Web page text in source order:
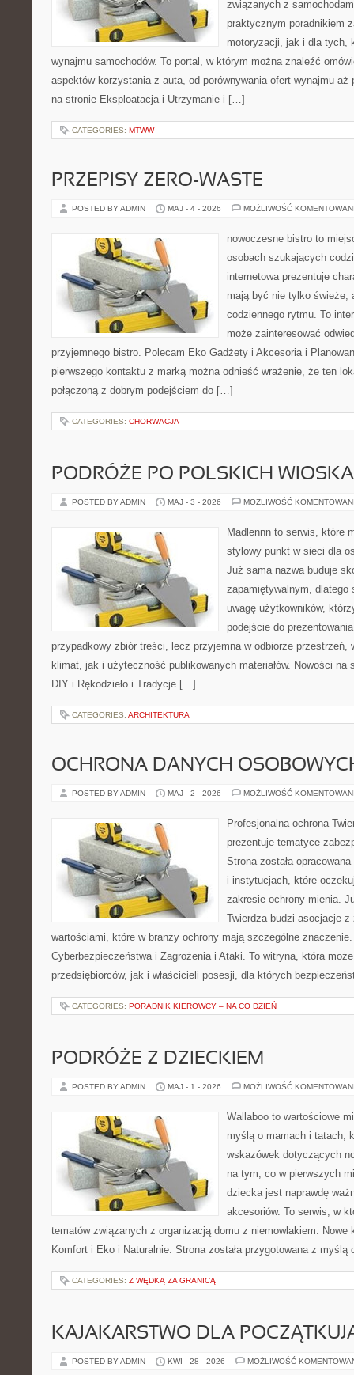
związanych z
praktycznym poradnikiem
motoryzacji, jak i dla tych,
wynajmu samochodów. To portal, w którym można znaleźć
aspektów korzystania z auta, od porównywania ofert wynajmu aż
na stronie Eksploatacja i Utrzymanie i […]
CATEGORIES: MTWW
PRZEPISY ZERO-WASTE
POSTED BY ADMIN MAJ - 4 - 2026 MOŻLIWOŚĆ
nowoczesne bistro to
osobach szukających
internetowa prezentuje
mają być nie tylko świeże,
codziennego rytmu. To
może zainteresować
przyjemnego bistro. Polecam Eko Gadżety i Akcesoria i
pierwszego kontaktu z marką można odnieść wrażenie, że ten
połączoną z dobrym podejściem do […]
CATEGORIES: CHORWACJA
PODRÓŻE PO POLSKICH
POSTED BY ADMIN MAJ - 3 - 2026 MOŻLIWOŚĆ
Madlennn to serwis, które
stylowy punkt w sieci dla
Już sama nazwa buduje
zapamiętywalnym, dlatego
uwagę użytkowników,
podejście do
przypadkowy zbiór treści, lecz przyjemna w odbiorze przestrzeń,
klimat, jak i użyteczność publikowanych materiałów. Nowości na
DIY i Rękodzieło i Tradycje […]
CATEGORIES: ARCHITEKTURA
OCHRONA DANYCH
POSTED BY ADMIN MAJ - 2 - 2026 MOŻLIWOŚĆ
Profesjonalna ochrona
prezentuje tematyce
Strona została
i instytucjach, które
zakresie ochrony mienia.
Twierdza budzi asocjacje
wartościami, które w branży ochrony mają szczególne
Cyberbezpieczeństwa i Zagrożenia i Ataki. To witryna, która
przedsiębiorców, jak i właścicieli posesji, dla których
CATEGORIES: PORADNIK KIEROWCY – NA CO DZIEŃ
PODRÓŻE Z DZIECKIEM
POSTED BY ADMIN MAJ - 1 - 2026 MOŻLIWOŚĆ
Wallaboo to wartościowe
myślą o mamach i tatach,
wskazówek dotyczących
na tym, co w pierwszych
dziecka jest naprawdę
akcesoriów. To serwis, w
tematów związanych z organizacją domu z niemowlakiem. Nowe
Komfort i Eko i Naturalnie. Strona została przygotowana z
CATEGORIES: Z WĘDKĄ ZA GRANICĄ
KAJAKARSTWO DLA
POSTED BY ADMIN KWI - 28 - 2026 MOŻLIWOŚĆ